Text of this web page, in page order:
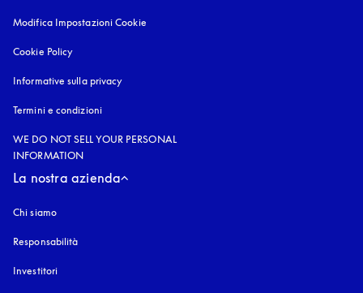
Modifica Impostazioni Cookie
Cookie Policy
Informative sulla privacy
Termini e condizioni
WE DO NOT SELL YOUR PERSONAL
INFORMATION
La nostra azienda
Chi siamo
Responsabilità
Investitori